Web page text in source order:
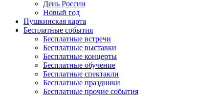
День России
Новый год
Пушкинская карта
Бесплатные события
Бесплатные встречи
Бесплатные выставки
Бесплатные концерты
Бесплатные обучение
Бесплатные спектакли
Бесплатные праздники
Бесплатные прочие события